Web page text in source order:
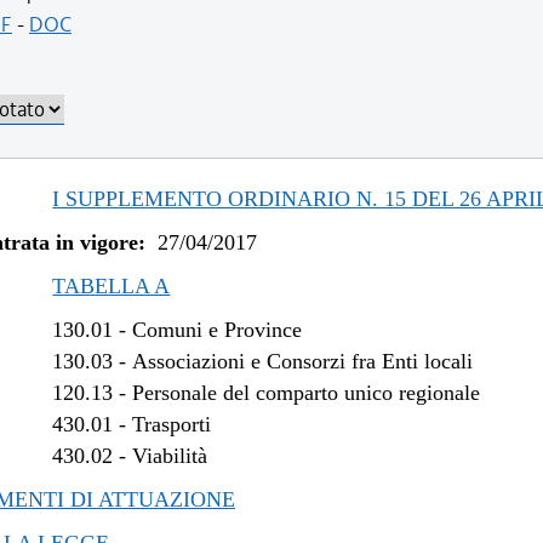
al 15/08/2018
al 04/01/2018
al 10/11/2017
al 09/08/2017
- DOC
I SUPPLEMENTO ORDINARIO N. 15 DEL 26
in vigore: 27/04/2017
TABELLA A
130.01 -Comuni e Province
130.03 -Associazioni e Consorzi fra Enti locali
120.13 -Personale del comparto unico regionale
430.01 -Trasporti
430.02 -Viabilità
DI ATTUAZIONE